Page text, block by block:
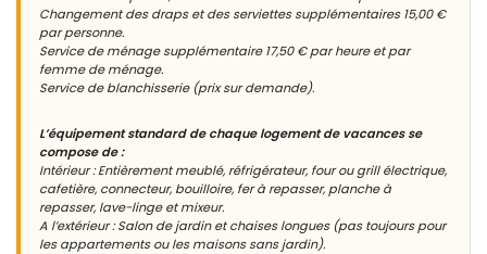
Changement des draps et des serviettes supplémentaires 15,00 €
par personne.
Service de ménage supplémentaire 17,50 € par heure et par
femme de ménage.
Service de blanchisserie (prix sur demande).
L’équipement standard de chaque logement de vacances se
compose de :
Intérieur : Entièrement meublé, réfrigérateur, four ou grill électrique,
cafetière, connecteur, bouilloire, fer à repasser, planche à
repasser, lave-linge et mixeur.
A l’extérieur : Salon de jardin et chaises longues (pas toujours pour
les appartements ou les maisons sans jardin).